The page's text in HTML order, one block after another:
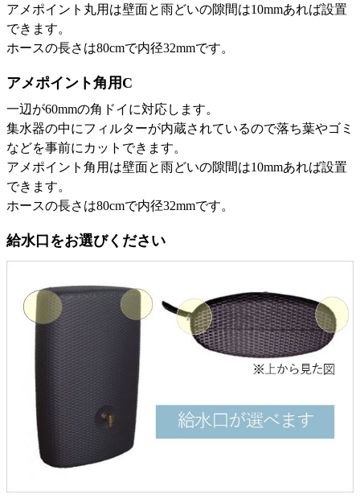
アメポイント丸用は壁面と雨どいの隙間は10mmあれば設置
できます。
ホースの長さは80cmで内径32mmです。
アメポイント角用C
一辺が60mmの角ドイに対応します。
集水器の中にフィルターが内蔵されているので落ち葉やゴミ
などを事前にカットできます。
アメポイント角用は壁面と雨どいの隙間は10mmあれば設置
できます。
ホースの長さは80cmで内径32mmです。
給水口をお選びください